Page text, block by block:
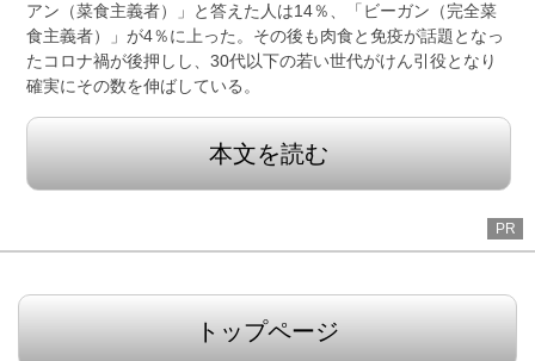
アン（菜食主義者）」と答えた人は14％、「ビーガン（完全菜
食主義者）」が4％に上った。その後も肉食と免疫が話題となっ
たコロナ禍が後押しし、30代以下の若い世代がけん引役となり
確実にその数を伸ばしている。
本文を読む
PR
トップページ